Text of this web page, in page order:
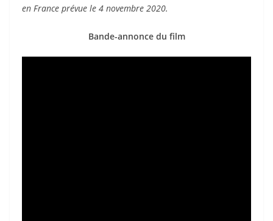
en France prévue le 4 novembre 2020.
Bande-annonce du film